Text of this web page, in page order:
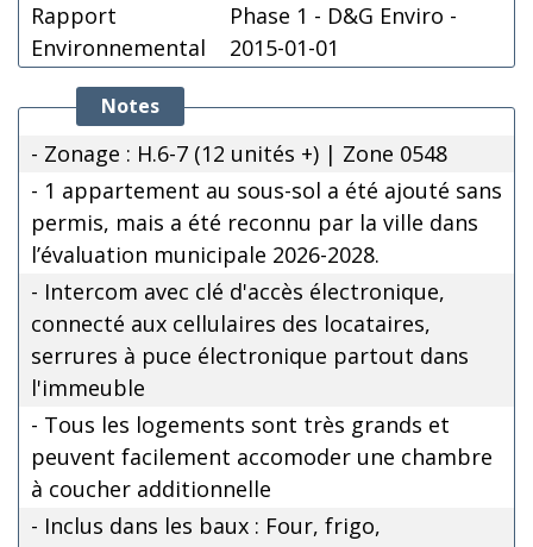
Rapport
Environnemental
Phase 1 - D&G Enviro -
2015-01-01
Notes
- Zonage : H.6-7 (12 unités +) | Zone 0548
- 1 appartement au sous-sol a été ajouté sans
permis, mais a été reconnu par la ville dans
l’évaluation municipale 2026-2028.
- Intercom avec clé d'accès électronique,
connecté aux cellulaires des locataires,
serrures à puce électronique partout dans
l'immeuble
- Tous les logements sont très grands et
peuvent facilement accomoder une chambre
à coucher additionnelle
- Inclus dans les baux : Four, frigo,